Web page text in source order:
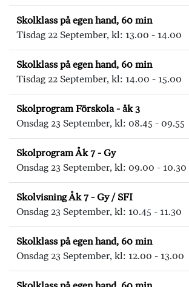
Skolklass på egen hand, 60 min
Tisdag 22 September, kl: 13.00 - 14.00
Skolklass på egen hand, 60 min
Tisdag 22 September, kl: 14.00 - 15.00
Skolprogram Förskola - åk 3
Onsdag 23 September, kl: 08.45 - 09.55
Skolprogram Åk 7 - Gy
Onsdag 23 September, kl: 09.00 - 10.30
Skolvisning Åk 7 - Gy / SFI
Onsdag 23 September, kl: 10.45 - 11.30
Skolklass på egen hand, 60 min
Onsdag 23 September, kl: 12.00 - 13.00